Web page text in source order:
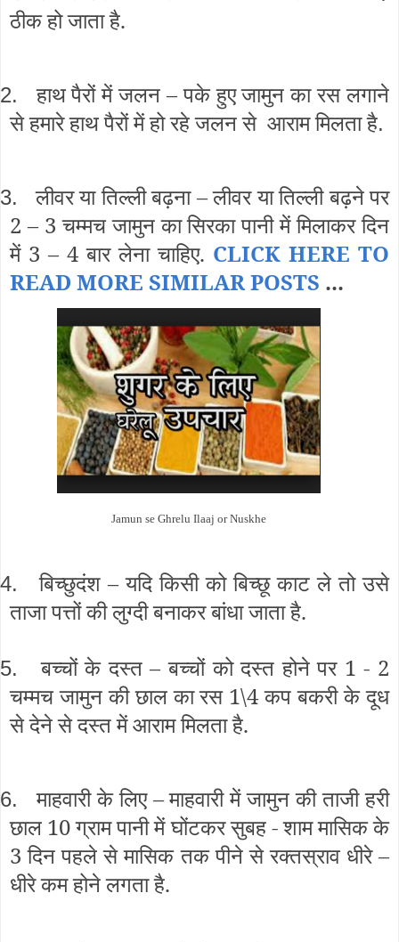
ठीक हो जाता है.
हाथ पैरों में जलन – पके हुए जामुन का रस लगाने
से हमारे हाथ पैरों में हो रहे जलन से आराम मिलता है.
लीवर या तिल्ली बढ़ना – लीवर या तिल्ली बढ़ने पर
2 – 3 चम्मच जामुन का सिरका पानी में मिलाकर दिन
में 3 – 4 बार लेना चाहिए. CLICK HERE TO
READ MORE SIMILAR POSTS ...
Jamun se Ghrelu Ilaaj or Nuskhe
बिच्छुदंश – यदि किसी को बिच्छू काट ले तो उसे
ताजा पत्तों की लुग्दी बनाकर बांधा जाता है.
बच्चों के दस्त – बच्चों को दस्त होने पर 1 - 2
चम्मच जामुन की छाल का रस 1\4 कप बकरी के दूध
से देने से दस्त में आराम मिलता है.
माहवारी के लिए – माहवारी में जामुन की ताजी हरी
छाल 10 ग्राम पानी में घोंटकर सुबह - शाम मासिक के
3 दिन पहले से मासिक तक पीने से रक्तस्राव धीरे –
धीरे कम होने लगता है.